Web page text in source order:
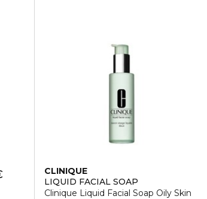
CLINIQUE
LIQUID FACIAL SOAP
Clinique Liquid Facial Soap Oily Skin